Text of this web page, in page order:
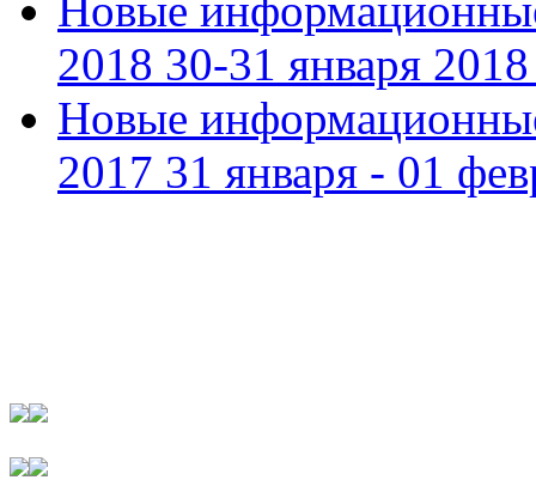
Новые
2018 30-31 января 2018
Новые
2017 31 января - 01